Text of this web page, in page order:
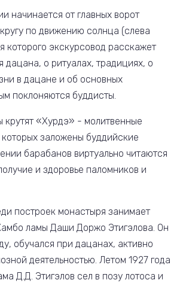
начинается от главных ворот
по движению солнца (слева
которого экскурсовод расскажет
дацана, о ритуалах, традициях, о
в дацане и об основных
поклоняются буддисты.
крутят «Хурдэ» - молитвенные
заложены буддийские
барабанов виртуально читаются
и здоровье паломников и
построек монастыря занимает
ламы Даши Доржо Этигэлова. Он
обучался при дацанах, активно
деятельностью. Летом 1927 года
Д.Д. Этигэлов сел в позу лотоса и